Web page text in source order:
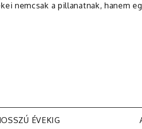
nemcsak a pillanatnak, hanem
ÉVEKIG